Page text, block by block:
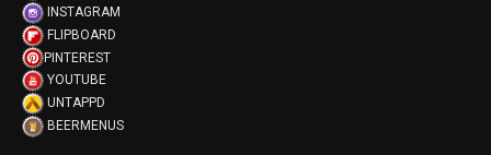
INSTAGRAM
FLIPBOARD
PINTEREST
YOUTUBE
UNTAPPD
BEERMENUS